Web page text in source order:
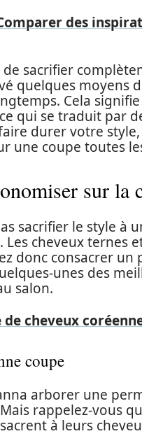
des
de sacrifier
quelques moyens
Cela
qui se traduit par
durer votre
une coupe toutes
sur la
sacrifier le style à
Les cheveux ternes
donc consacrer
unes des
salon.
de cheveux
coupe
arborer une
rappelez-vous
à leurs